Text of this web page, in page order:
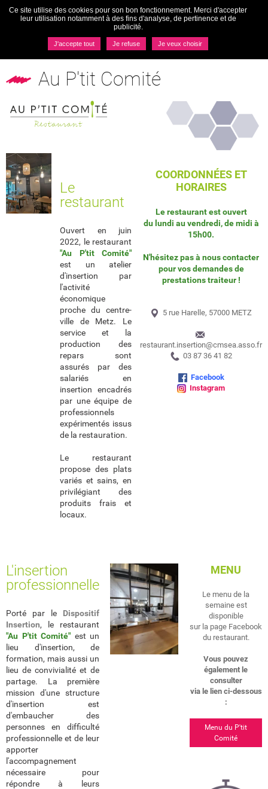
Nos prestations
Au P'tit Comité
Le
restaurant
Ouvert en juin
2022, le restaurant
"Au P'tit Comité"
est un atelier
d'insertion par
l'activité
économique
proche du centre-
ville de Metz. Le
service et la
production des
repars sont
assurés par des
salariés en
insertion encadrés
par une équipe de
professionnels
expérimentés issus
de la restauration.
Le restaurant
propose des plats
variés et sains, en
privilégiant des
produits frais et
locaux.
COORDONNÉES ET
HORAIRES
Le restaurant est ouvert
du lundi au vendredi, de midi à
15h00.
N'hésitez pas à nous contacter
pour vos demandes de
prestations traiteur !
5 rue Harelle, 57000 METZ
restaurant.insertion@cmsea.asso.fr
03 87 36 41 82
Facebook
Instagram
L'insertion
professionnelle
Porté par le Dispositif
Insertion, le restaurant
"Au P'tit Comité" est un
lieu d'insertion, de
formation, mais aussi un
lieu de convivialité et de
partage. La première
mission d'une structure
d'insertion est
d'embaucher des
personnes en difficulté
professionnelle et de leur
apporter
l'accompagnement
nécessaire pour
répondre à leurs
MENU
Le menu de la
semaine est
disponible
sur la page Facebook
du restaurant.
Vous pouvez
également le
consulter
via le lien ci-dessous
:
Menu du P'tit
Comité
Ce site utilise des cookies pour son bon fonctionnement. Merci d'accepter
leur utilisation notamment à des fins d'analyse, de pertinence et de
publicité.
J'accepte tout Je refuse Je veux choisir